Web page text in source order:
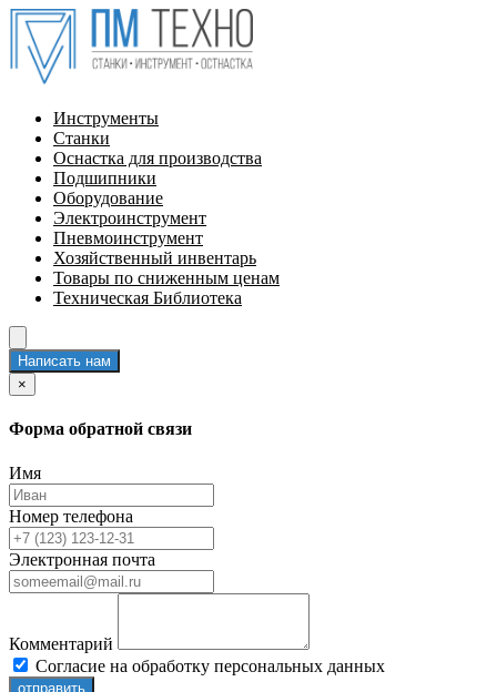
Инструменты
Станки
Оснастка для производства
Подшипники
Оборудование
Электроинструмент
Пневмоинструмент
Хозяйственный инвентарь
Товары по сниженным ценам
Техническая Библиотека
Написать нам
×
Форма обратной связи
Имя
Номер телефона
Электронная почта
Комментарий
Согласие на обработку персональных данных
отправить